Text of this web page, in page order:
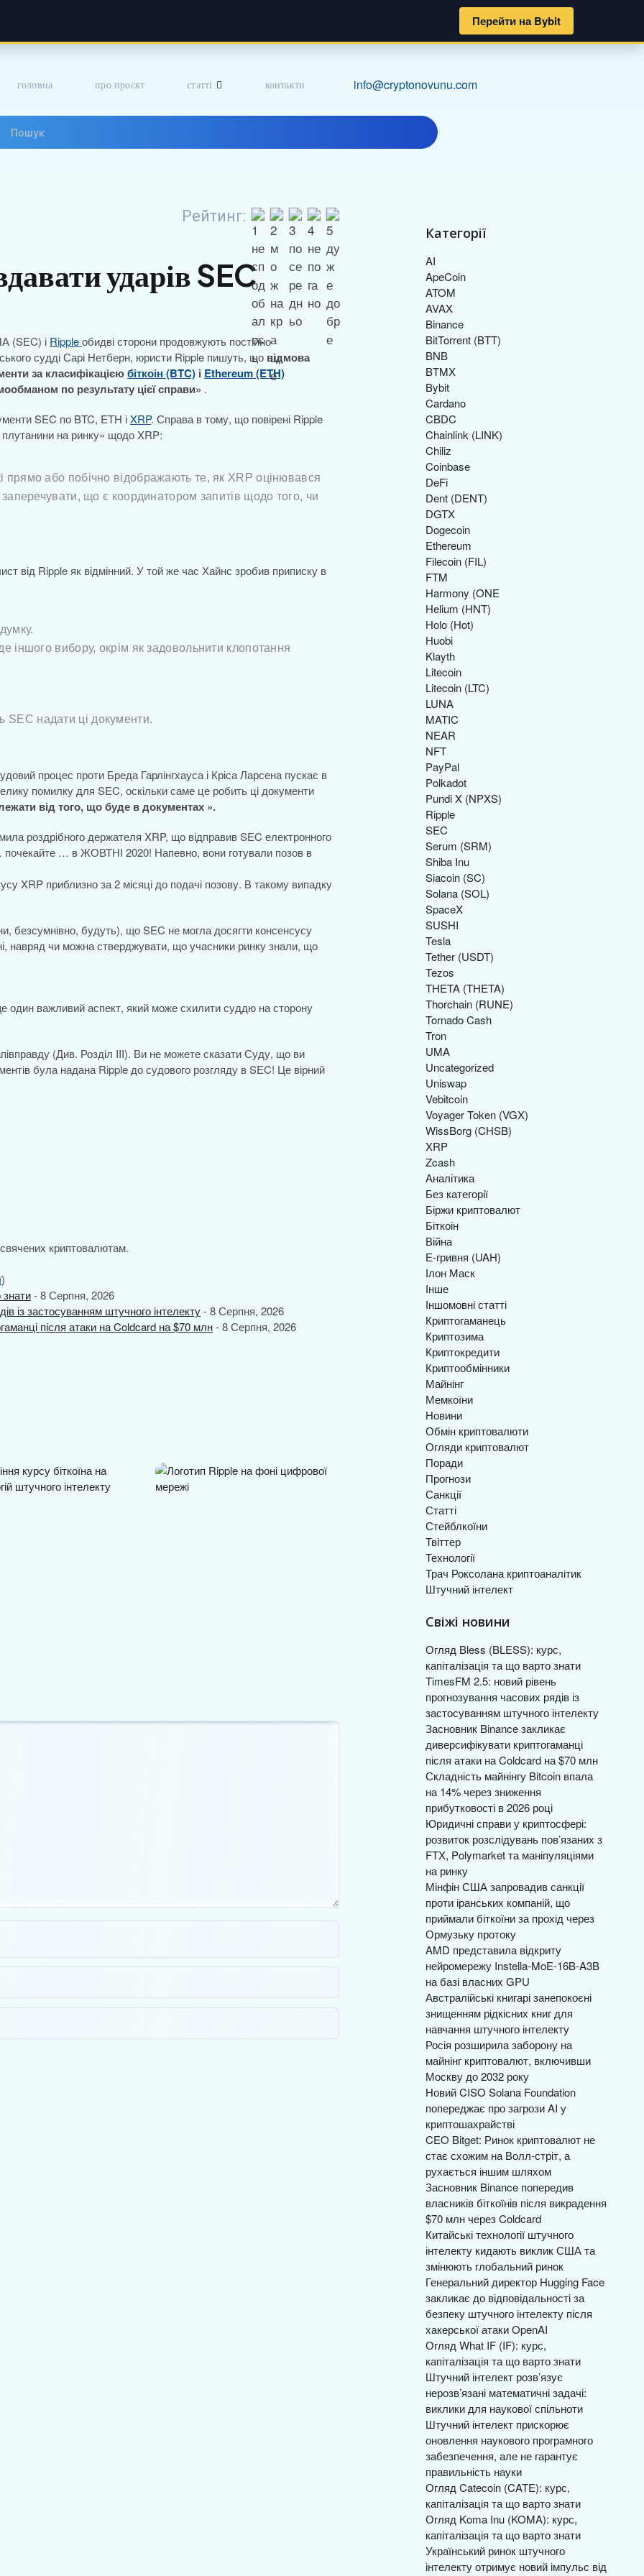
Перейти на Bybit
головна про проєкт статті контакти info@cryptonovunu.com
Рейтинг:
ударів SEC
(SEC) і Rippleобидві сторони продовжують постійно
судді Сарі Нетберн, юристи Ripple пишуть, що відмова
за класифікацієюбіткоін (BTC) і Ethereum (ETH)
по результату цієї справи» .
SEC по BTC, ETH іXRP. Справа в тому, що повірені Ripple
на ринку» щодо XRP:
прямо або побічно відображають те, як XRP оцінювався
що є координатором запитів щодо того, чи
від Ripple як відмінний. У той же час Хайнс зробив приписку в
іншого вибору, окрім як задовольнити клопотання
надати ці документи.
процес проти Бреда Гарлінгхауса і Кріса Ларсена пускає в
помилку для SEC, оскільки саме це робить ці документи
від того, що буде в документах ».
роздрібного держателя XRP, що відправив SEC електронного
… в ЖОВТНІ 2020! Напевно, вони готували позов в
XRP приблизно за 2 місяці до подачі позову. В такому випадку
безсумнівно, будуть), що SEC не могла досягти консенсусу
навряд чи можна стверджувати, що учасники ринку знали, що
один важливий аспект, який може схилити суддю на сторону
(Див. Розділ III). Ви не можете сказати Суду, що ви
була надана Ripple до судового розгляду в SEC! Це вірний
криптовалютам.
)
- 8 Серпня, 2026
із застосуванням штучного інтелекту- 8 Серпня, 2026
після атаки на Coldcard на $70 млн- 8 Серпня, 2026
Категорії
AI
ApeCoin
ATOM
AVAX
Binance
BitTorrent (BTT)
BNB
BTMX
Bybit
Cardano
CBDC
Chainlink (LINK)
Chiliz
Coinbase
DeFi
Dent (DENT)
DGTX
Dogecoin
Ethereum
Filecoin (FIL)
FTM
Harmony (ONE
Helium (HNT)
Holo (Hot)
Huobi
Klayth
Litecoin
Litecoin (LTC)
LUNA
MATIC
NEAR
NFT
PayPal
Polkadot
Pundi X (NPXS)
Ripple
SEC
Serum (SRM)
Shiba Inu
Siacoin (SC)
Solana (SOL)
SpaceX
SUSHI
Tesla
Tether (USDT)
Tezos
THETA (THETA)
Thorchain (RUNE)
Tornado Cash
Tron
UMA
Uncategorized
Uniswap
Vebitcoin
Voyager Token (VGX)
WissBorg (CHSB)
XRP
Zcash
Аналітика
Без категорії
Біржи криптовалют
Біткоін
Війна
Е-гривня (UAH)
Ілон Маск
Інше
Іншомовні статті
Криптогаманець
Криптозима
Криптокредити
Криптообмінники
Майнінг
Мемкоїни
Новини
Обмін криптовалюти
Огляди криптовалют
Поради
Прогнози
Санкції
Статті
Стейблкоїни
Твіттер
Технології
Трач Роксолана криптоаналітик
Штучний інтелект
Свіжі новини
Огляд Bless (BLESS): курс,
капіталізація та що варто знати
TimesFM 2.5: новий рівень
прогнозування часових рядів із
застосуванням штучного інтелекту
Засновник Binance закликає
диверсифікувати криптогаманці
після атаки на Coldcard на $70 млн
Складність майнінгу Bitcoin впала
на 14% через зниження
прибутковості в 2026 році
Юридичні справи у криптосфері:
розвиток розслідувань пов’язаних з
FTX, Polymarket та маніпуляціями
на ринку
Мінфін США запровадив санкції
проти іранських компаній, що
приймали біткоїни за прохід через
Ормузьку протоку
AMD представила відкриту
нейромережу Instella-MoE-16B-A3B
на базі власних GPU
Австралійські книгарі занепокоєні
знищенням рідкісних книг для
навчання штучного інтелекту
Росія розширила заборону на
майнінг криптовалют, включивши
Москву до 2032 року
Новий CISO Solana Foundation
попереджає про загрози AI у
криптошахрайстві
CEO Bitget: Ринок криптовалют не
стає схожим на Волл-стріт, а
рухається іншим шляхом
Засновник Binance попередив
власників біткоїнів після викрадення
$70 млн через Coldcard
Китайські технології штучного
інтелекту кидають виклик США та
змінюють глобальний ринок
Генеральний директор Hugging Face
закликає до відповідальності за
безпеку штучного інтелекту після
хакерської атаки OpenAI
Огляд What IF (IF): курс,
капіталізація та що варто знати
Штучний інтелект розв’язує
нерозв’язані математичні задачі:
виклики для наукової спільноти
Штучний інтелект прискорює
оновлення наукового програмного
забезпечення, але не гарантує
правильність науки
Огляд Catecoin (CATE): курс,
капіталізація та що варто знати
Огляд Koma Inu (KOMA): курс,
капіталізація та що варто знати
Український ринок штучного
інтелекту отримує новий імпульс від